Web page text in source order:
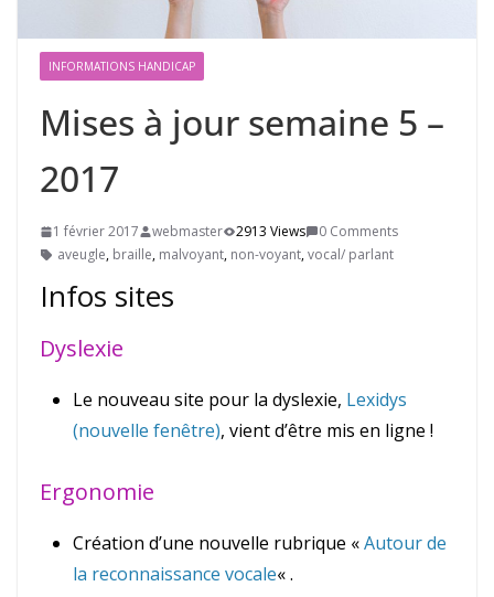
INFORMATIONS HANDICAP
Mises à jour semaine 5 –
2017
1 février 2017 webmaster 2913 Views
0 Comments
aveugle, braille, malvoyant, non-voyant,vocal/ parlant
Infos sites
Dyslexie
Le nouveau site pour la dyslexie, Lexidys
(nouvelle fenêtre), vient d’être mis en ligne !
Ergonomie
Création d’une nouvelle rubrique «Autour de
la reconnaissance vocale« .